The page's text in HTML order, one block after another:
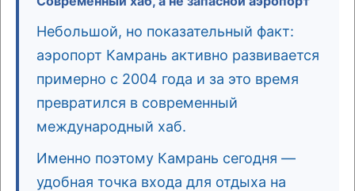
Небольшой, но показательный факт:
аэропорт Камрань активно развивается
примерно с 2004 года и за это время
превратился в современный
международный хаб.
Именно поэтому Камрань сегодня —
удобная точка входа для отдыха на